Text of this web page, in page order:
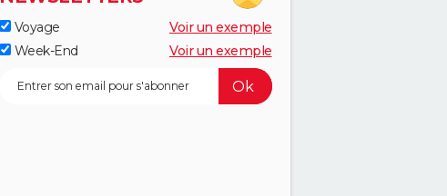
Voyage
Voir un exemple
Week-End
Voir un exemple